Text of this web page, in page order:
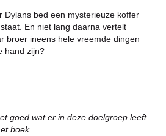
Dylans bed een mysterieuze koffer
En niet lang daarna vertelt
broer ineens hele vreemde dingen
hand zijn?
goed wat er in deze doelgroep leeft
boek.